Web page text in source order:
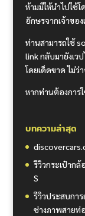
ห้ามมิให้นำไปใช้
อักษรจากเจ้าขอ
ท่านสามารถใช้
link กลับมายังเว
โดยเด็ดขาด ไม่ว่
หากท่านต้องการ
บทความล่าสุด
รีวิวกระเป๋ากล้
S
รีวิวประสบกา
ช่างภาพสายท่